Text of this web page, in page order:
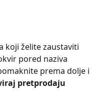
koji želite zaustaviti
pored naziva
prema dolje i
pretprodaju